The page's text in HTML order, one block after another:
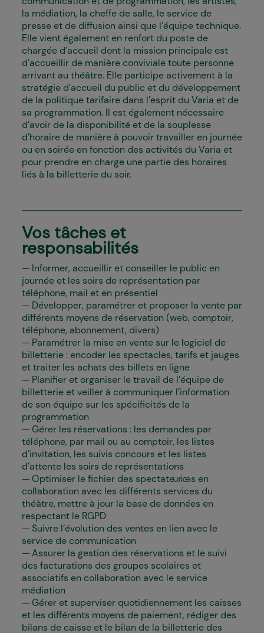
la médiation, la cheffe de salle, le service de
presse et de diffusion ainsi que l’équipe technique.
Elle vient également en renfort du poste de
chargée d’accueil dont la mission principale est
d’accueillir de manière conviviale toute personne
arrivant au théâtre. Elle participe activement à la
stratégie d’accueil du public et du développement
de la politique tarifaire dans l’esprit du Varia et de
sa programmation. Il est également nécessaire
d’avoir de la disponibilité et de la souplesse
d’horaire de manière à pouvoir travailler en journée
ou en soirée en fonction des activités du Varia et
pour prendre en charge une partie des horaires
liés à la billetterie du soir.
Vos tâches et
responsabilités
Informer, accueillir et conseiller le public en
journée et les soirs de représentation par
téléphone, mail et en présentiel
Développer, paramétrer et proposer la vente par
différents moyens de réservation (web, comptoir,
téléphone, abonnement, divers)
Paramétrer la mise en vente sur le logiciel de
billetterie : encoder les spectacles, tarifs et jauges
et traiter les achats des billets en ligne
Planifier et organiser le travail de l’équipe de
billetterie et veiller à communiquer l’information
de son équipe sur les spécificités de la
programmation
Gérer les réservations : les demandes par
téléphone, par mail ou au comptoir, les listes
d’invitation, les suivis concours et les listes
d’attente les soirs de représentations
Optimiser le fichier des spectateur·ices en
collaboration avec les différents services du
théâtre, mettre à jour la base de données en
respectant le RGPD
Suivre l’évolution des ventes en lien avec le
service de communication
Assurer la gestion des réservations et le suivi
des facturations des groupes scolaires et
associatifs en collaboration avec le service
médiation
Gérer et superviser quotidiennement les caisses
et les différents moyens de paiement, rédiger des
bilans de caisse et le bilan de la billetterie des